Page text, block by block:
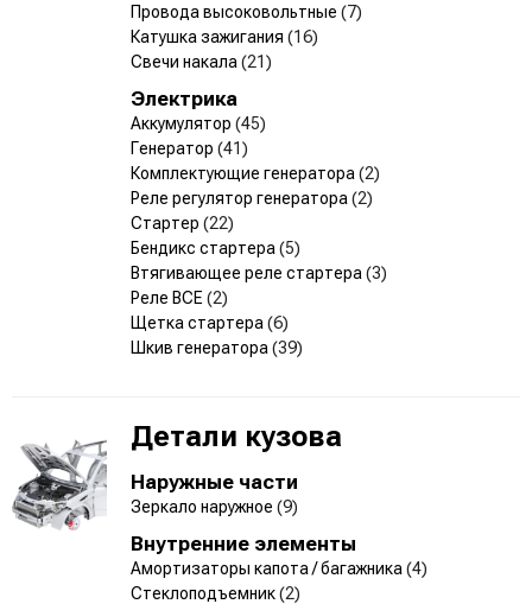
Провода высоковольтные (7)
Катушка зажигания (16)
Свечи накала (21)
Электрика
Аккумулятор (45)
Генератор (41)
Комплектующие генератора (2)
Реле регулятор генератора (2)
Стартер (22)
Бендикс стартера (5)
Втягивающее реле стартера (3)
Реле ВСЕ (2)
Щетка стартера (6)
Шкив генератора (39)
Детали кузова
Наружные части
Зеркало наружное (9)
Внутренние элементы
Амортизаторы капота / багажника (4)
Стеклоподъемник(2)